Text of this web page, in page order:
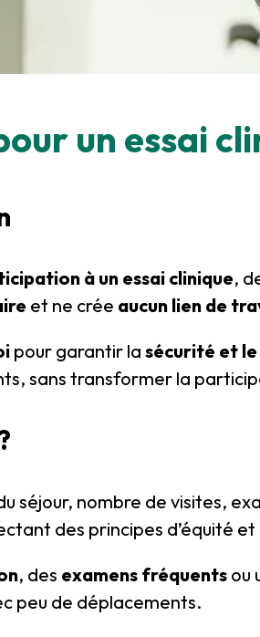
un essai
à un essai clinique,
et ne crée aucun lien de
pour garantir la sécurité et
sans transformer la
nombre de visites,
des principes d’équité
, des examens fréquents ou
peu de déplacements.